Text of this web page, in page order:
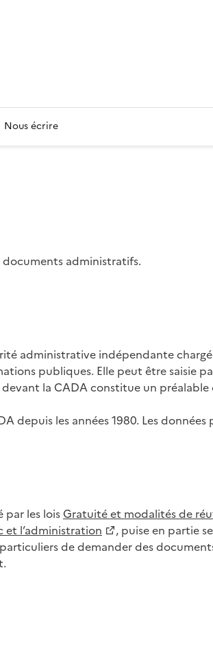
Nous écrire
documents administratifs.
administrative indépendante
publiques. Elle peut être saisie
la CADA constitue un
depuis les années 1980. Les
les loisGratuité et modalités de
et l’administration
, puise en partie
de demander des